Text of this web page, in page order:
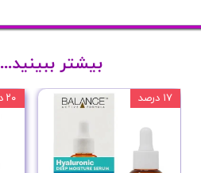
۲۰ درصد ۱۷ درصد
بیشتر ببینید...